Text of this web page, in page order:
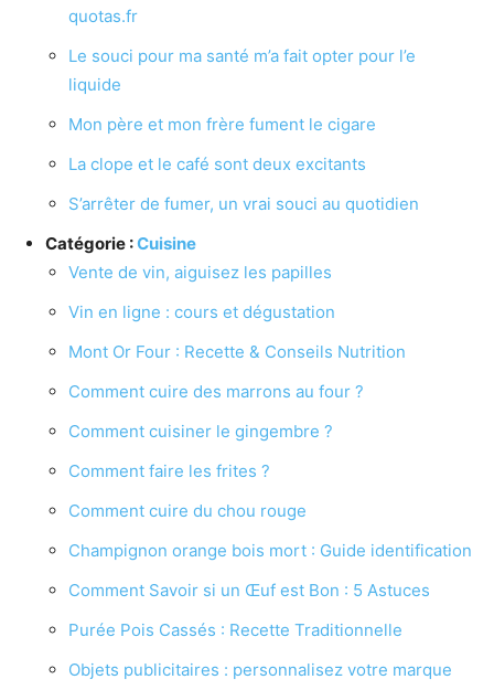
quotas.fr
Le souci pour ma santé m’a fait opter pour l’e
liquide
Mon père et mon frère fument le cigare
La clope et le café sont deux excitants
S’arrêter de fumer, un vrai souci au quotidien
Catégorie :Cuisine
Vente de vin, aiguisez les papilles
Vin en ligne : cours et dégustation
Mont Or Four : Recette & Conseils Nutrition
Comment cuire des marrons au four ?
Comment cuisiner le gingembre ?
Comment faire les frites ?
Comment cuire du chou rouge
Champignon orange bois mort : Guide identification
Comment Savoir si un Œuf est Bon : 5 Astuces
Purée Pois Cassés : Recette Traditionnelle
Objets publicitaires : personnalisez votre marque